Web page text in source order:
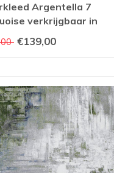
Argentella 7
verkrijgbaar in
afmetingen
€139,00